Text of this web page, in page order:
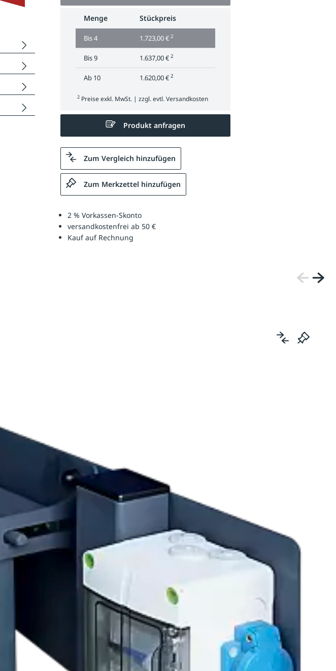
Menge Stückpreis
Bis4 1.723,00 € 2
Bis9 1.637,00 € 2
Ab 10 1.620,00 € 2
2Preise exkl. MwSt. | zzgl. evtl.Versandkosten
Produkt anfragen
Zum Vergleich hinzufügen
Zum Merkzettel hinzufügen
2 % Vorkassen-Skonto
versandkostenfrei ab 50 €
Kauf auf Rechnung